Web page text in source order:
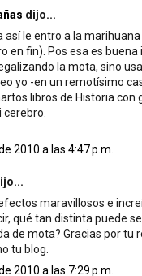
dijo...
así le entro a la
en fin). Pos esa es buena
la mota, sino
yo -en un remotísimo
libros de Historia con
2010 a las 4:47 p.m.
maravillosos e
qué tan distinta puede
de mota? Gracias por tu
tu blog.
2010 a las 7:29 p.m.